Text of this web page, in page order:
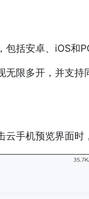
安卓、iOS和
多开，并支持
手机预览界面时